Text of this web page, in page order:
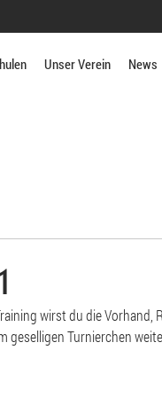
Unser Verein News
wirst du die Vorhand,
geselligen Turnierchen